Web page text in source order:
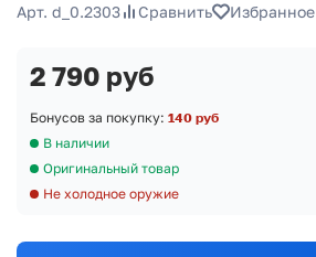
Арт. d_0.2303 Сравнить Избранное
2 790 руб
Бонусов за покупку: 140 руб
В наличии
Оригинальный товар
Не холодное оружие